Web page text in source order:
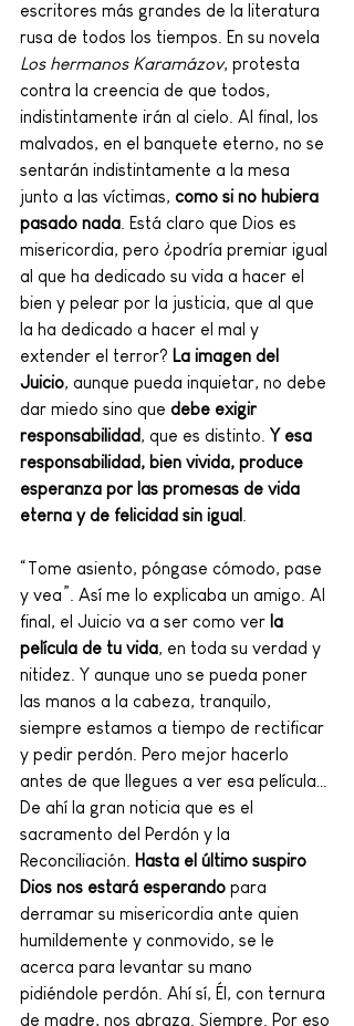
escritores más grandes de la literatura
rusa de todos los tiempos. En su novela
Los hermanos Karamázov, protesta
contra la creencia de que todos,
indistintamente irán al cielo. Al final, los
malvados, en el banquete eterno, no se
sentarán indistintamente a la mesa
junto a las víctimas, como si no hubiera
pasado nada . Está claro que Dios es
misericordia, pero ¿podría premiar igual
al que ha dedicado su vida a hacer el
bien y pelear por la justicia, que al que
la ha dedicado a hacer el mal y
extender el terror? La imagen del
Juicio, aunque pueda inquietar, no debe
dar miedo sino que debe exigir
responsabilidad, que es distinto. Y esa
responsabilidad, bien vivida, produce
esperanza por las promesas de vida
eterna y de felicidad sin igual
“Tome asiento, póngase cómodo, pase
y vea”. Así me lo explicaba un amigo. Al
final, el Juicio va a ser como ver la
película de tu vida, en toda su verdad y
nitidez. Y aunque uno se pueda poner
las manos a la cabeza, tranquilo,
siempre estamos a tiempo de rectificar
y pedir perdón. Pero mejor hacerlo
antes de que llegues a ver esa película…
De ahí la gran noticia que es el
sacramento del Perdón y la
Reconciliación.
Hasta el último suspiro
Dios nos estará esperando para
derramar su misericordia ante quien
humildemente y conmovido, se le
acerca para levantar su mano
pidiéndole perdón. Ahí sí, Él, con ternura
de madre, nos abraza. Siempre. Por eso